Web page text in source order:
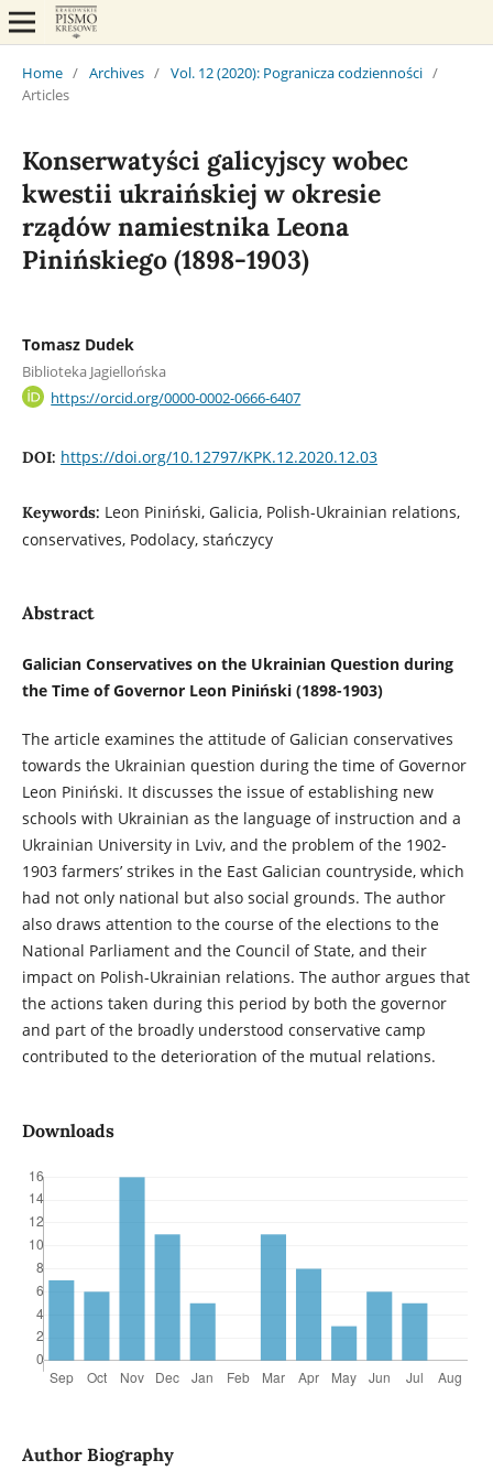
Home / Archives / Vol. 12 (2020): Pogranicza codzienności /
Articles
Konserwatyści galicyjscy wobec
kwestii ukraińskiej w okresie
rządów namiestnika Leona
Pinińskiego (1898-1903)
Tomasz Dudek
Biblioteka Jagiellońska
https://orcid.org/0000-0002-0666-6407
DOI: https://doi.org/10.12797/KPK.12.2020.12.03
Keywords: Leon Piniński, Galicia, Polish-Ukrainian relations,
conservatives, Podolacy, stańczycy
Abstract
Galician Conservatives on the Ukrainian Question during
the Time of Governor Leon Piniński (1898-1903)
The article examines the attitude of Galician conservatives
towards the Ukrainian question during the time of Governor
Leon Piniński. It discusses the issue of establishing new
schools with Ukrainian as the language of instruction and a
Ukrainian University in Lviv, and the problem of the 1902-
1903 farmers’ strikes in the East Galician countryside, which
had not only national but also social grounds. The author
also draws attention to the course of the elections to the
National Parliament and the Council of State, and their
impact on Polish-Ukrainian relations. The author argues that
the actions taken during this period by both the governor
and part of the broadly understood conservative camp
contributed to the deterioration of the mutual relations.
Downloads
Author Biography